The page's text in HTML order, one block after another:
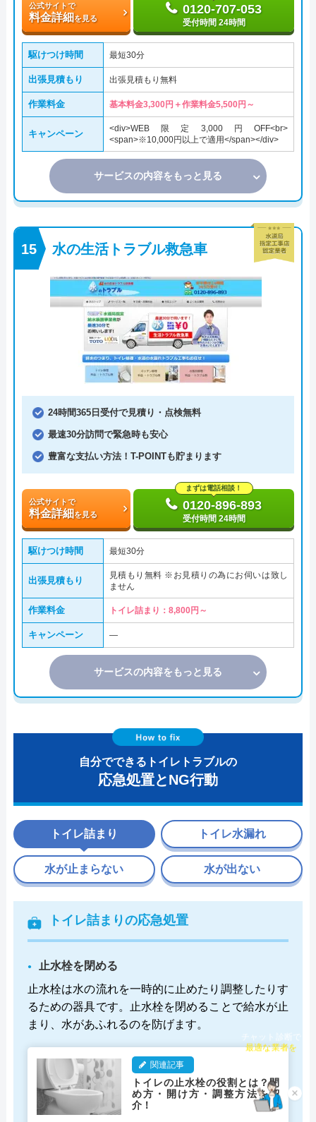
公式サイトで
料金詳細を見る
0120-707-053
受付時間 24時間
駆けつけ時間 最短30分
出張見積もり 出張見積もり無料
作業料金 基本料金3,300円＋作業料金5,500円～
キャンペーン
<div>WEB限定3,000円OFF<br>
<span>※10,000円以上で適用</span></div>
サービスの内容をもっと見る
水の生活トラブル救急車
24時間365日受付で見積り・点検無料
最速30分訪問で緊急時も安心
豊富な支払い方法！T-POINTも貯まります
公式サイトで
料金詳細を見る
まずは電話相談！
0120-896-893
受付時間 24時間
駆けつけ時間 最短30分
出張見積もり
見積もり無料 ※お見積りの為にお伺いは致し
ません
作業料金 トイレ詰まり：8,800円～
キャンペーン ―
サービスの内容をもっと見る
自分でできるトイレトラブルの
応急処置とNG行動
トイレ詰まり
トイレ詰まりの応急処置
止水栓を閉める
止水栓は水の流れを一時的に止めたり調整したりす
るための器具です。止水栓を閉めることで給水が止
まり、水があふれるのを防げます。
関連記事
トイレの止水栓の役割とは？閉
め方・開け方・調整方法を紹
介！
トイレ水漏れ
水が止まらない 水が出ない
×
チャット診断で
最適な業者を